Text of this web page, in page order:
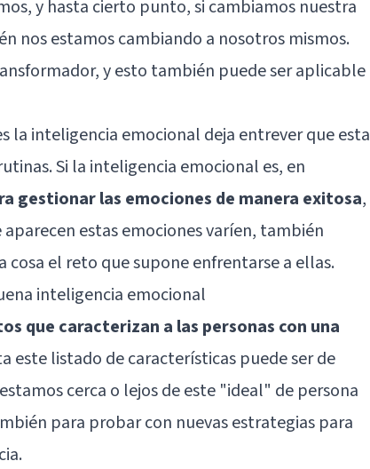
y hasta cierto punto, si cambiamos nuestra
nos estamos cambiando a nosotros mismos.
y esto también puede ser aplicable
la inteligencia emocional deja entrever que esta
Si la inteligencia emocional es, en
gestionar las emociones de manera exitosa,
estas emociones varíen, también
el reto que supone enfrentarse a ellas.
inteligencia emocional
que caracterizan a las personas con una
este listado de características puede ser de
cerca o lejos de este "ideal" de persona
para probar con nuevas estrategias para
.